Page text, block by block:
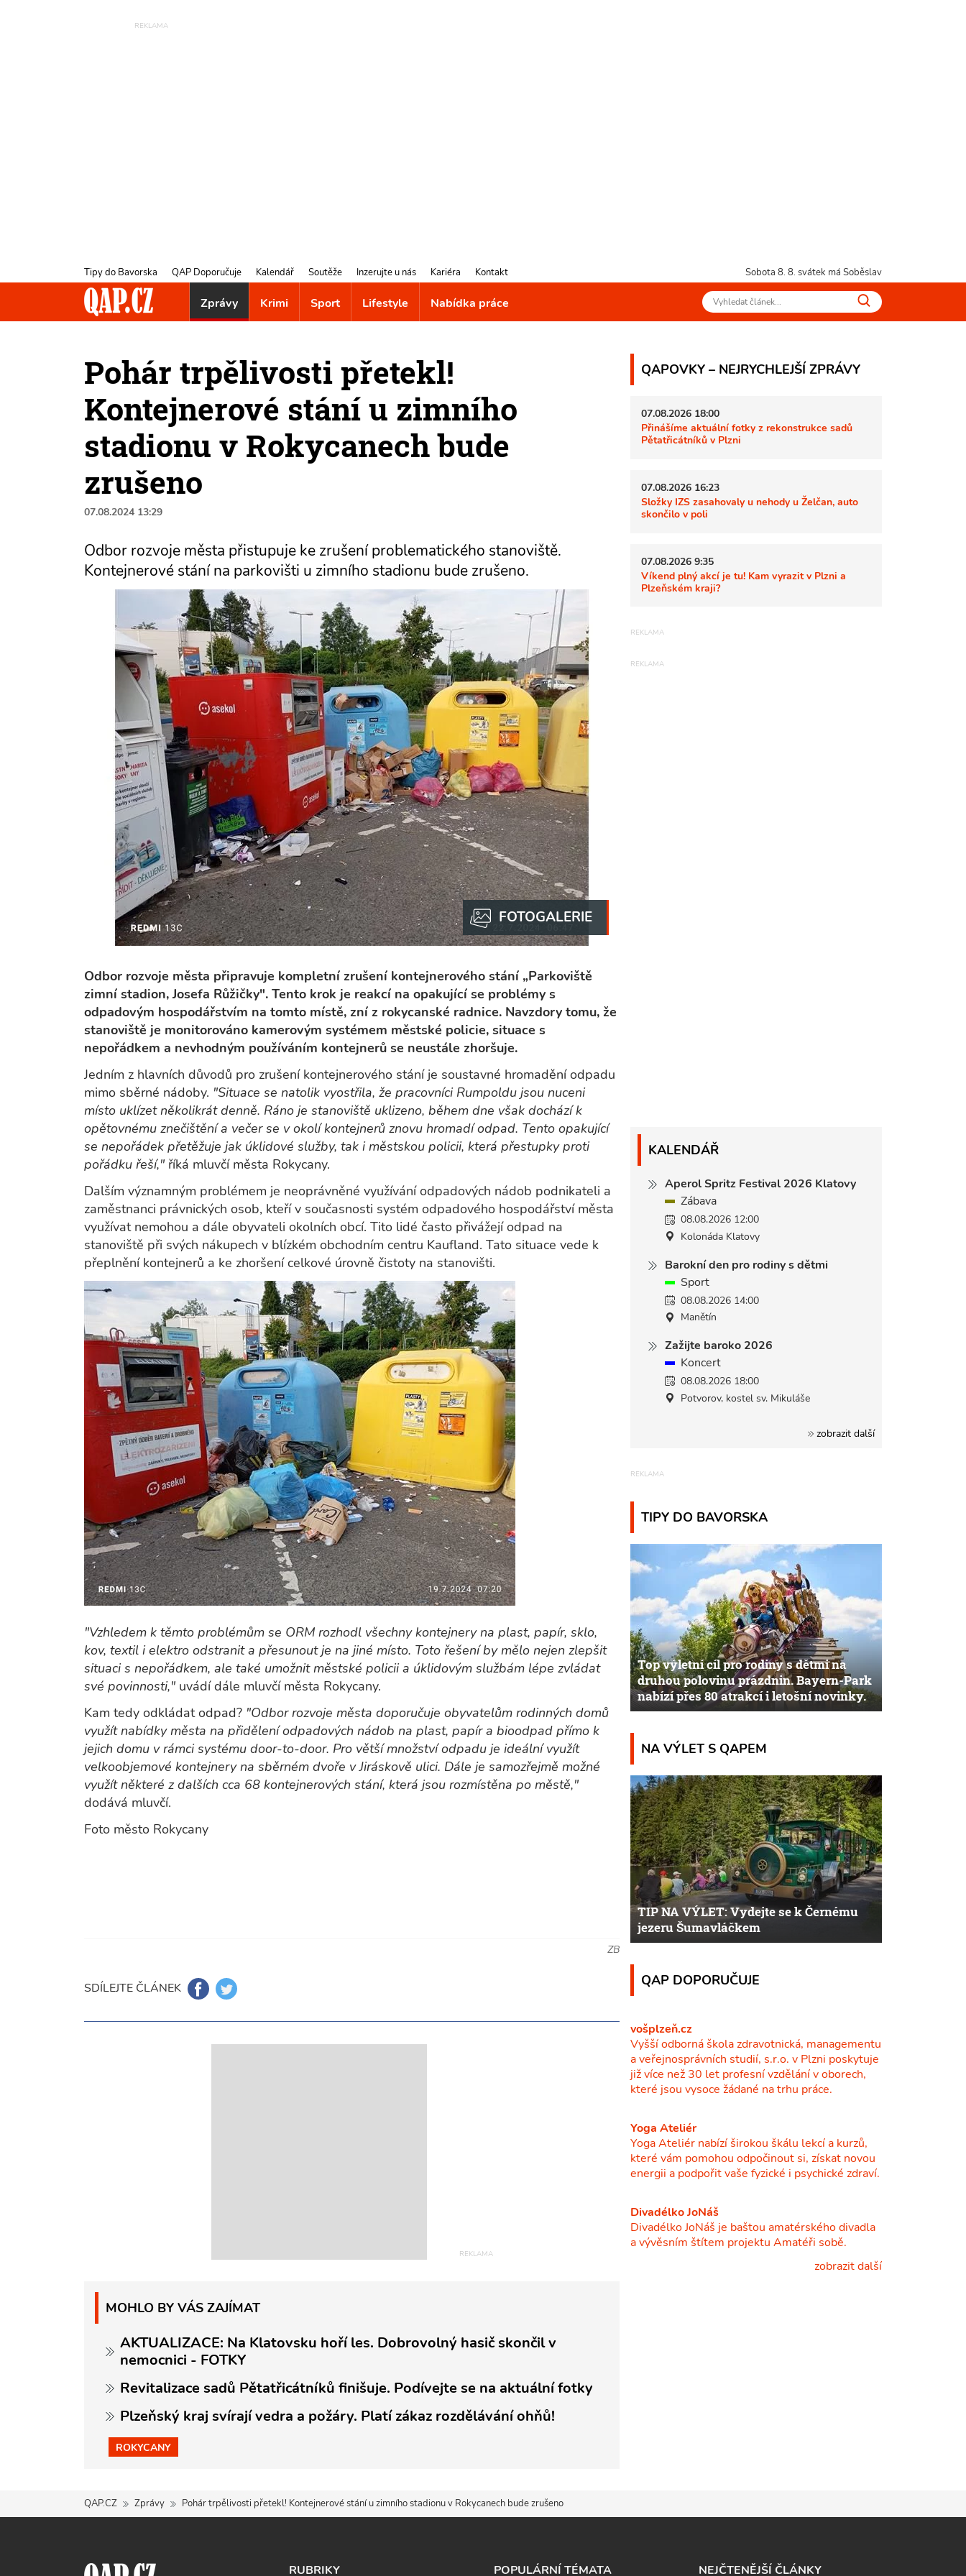
Tipy do Bavorska QAP Doporučuje Kalendář Soutěže Inzerujte u nás Kariéra Kontakt Sobota 8. 8. svátek má Soběslav
Zprávy Krimi Sport Lifestyle Nabídka práce
Pohár trpělivosti přetekl!
Kontejnerové stání u zimního
stadionu v Rokycanech bude
zrušeno
07.08.2024 13:29
Odbor rozvoje města přistupuje ke zrušení problematického stanoviště.
Kontejnerové stání na parkovišti u zimního stadionu bude zrušeno.
Odbor rozvoje města připravuje kompletní zrušení kontejnerového stání „Parkoviště
zimní stadion, Josefa Růžičky". Tento krok je reakcí na opakující se problémy s
odpadovým hospodářstvím na tomto místě, zní z rokycanské radnice. Navzdory tomu, že
stanoviště je monitorováno kamerovým systémem městské policie, situace s
nepořádkem a nevhodným používáním kontejnerů se neustále zhoršuje.
Jedním z hlavních důvodů pro zrušení kontejnerového stání je soustavné hromadění odpadu
mimo sběrné nádoby. "Situace se natolik vyostřila, že pracovníci Rumpoldu jsou nuceni
místo uklízet několikrát denně. Ráno je stanoviště uklizeno, během dne však dochází k
opětovnému znečištění a večer se v okolí kontejnerů znovu hromadí odpad. Tento opakující
se nepořádek přetěžuje jak úklidové služby, tak i městskou policii, která přestupky proti
pořádku řeší," říká mluvčí města Rokycany.
Dalším významným problémem je neoprávněné využívání odpadových nádob podnikateli a
zaměstnanci právnických osob, kteří v současnosti systém odpadového hospodářství města
využívat nemohou a dále obyvateli okolních obcí. Tito lidé často přivážejí odpad na
stanoviště při svých nákupech v blízkém obchodním centru Kaufland. Tato situace vede k
přeplnění kontejnerů a ke zhoršení celkové úrovně čistoty na stanovišti.
"Vzhledem k těmto problémům se ORM rozhodl všechny kontejnery na plast, papír, sklo,
kov, textil i elektro odstranit a přesunout je na jiné místo. Toto řešení by mělo nejen zlepšit
situaci s nepořádkem, ale také umožnit městské policii a úklidovým službám lépe zvládat
své povinnosti," uvádí dále mluvčí města Rokycany.
Kam tedy odkládat odpad? "Odbor rozvoje města doporučuje obyvatelům rodinných domů
využít nabídky města na přidělení odpadových nádob na plast, papír a bioodpad přímo k
jejich domu v rámci systému door-to-door. Pro větší množství odpadu je ideální využít
velkoobjemové kontejnery na sběrném dvoře v Jiráskově ulici. Dále je samozřejmě možné
využít některé z dalších cca 68 kontejnerových stání, která jsou rozmístěna po městě,"
dodává mluvčí.
Foto město Rokycany
ZB
SDÍLEJTE ČLÁNEK
MOHLO BY VÁS ZAJÍMAT
AKTUALIZACE: Na Klatovsku hoří les. Dobrovolný hasič skončil v
nemocnici - FOTKY
Revitalizace sadů Pětatřicátníků finišuje. Podívejte se na aktuální fotky
Plzeňský kraj svírají vedra a požáry. Platí zákaz rozdělávání ohňů!
ROKYCANY
QAPOVKY – NEJRYCHLEJŠÍ ZPRÁVY
07.08.2026 18:00
Přinášíme aktuální fotky z rekonstrukce sadů
Pětatřicátníků v Plzni
07.08.2026 16:23
Složky IZS zasahovaly u nehody u Želčan, auto
skončilo v poli
07.08.2026 9:35
Víkend plný akcí je tu! Kam vyrazit v Plzni a
Plzeňském kraji?
KALENDÁŘ
Aperol Spritz Festival 2026 Klatovy
Zábava
08.08.2026 12:00
Kolonáda Klatovy
Barokní den pro rodiny s dětmi
Sport
08.08.2026 14:00
Manětín
Zažijte baroko 2026
Koncert
08.08.2026 18:00
Potvorov, kostel sv. Mikuláše
zobrazit další
TIPY DO BAVORSKA
Top výletní cíl pro rodiny s dětmi na
druhou polovinu prázdnin. Bayern-Park
nabízí přes 80 atrakcí i letošní novinky.
NA VÝLET S QAPEM
TIP NA VÝLET: Vydejte se k Černému
jezeru Šumavláčkem
QAP DOPORUČUJE
vošplzeň.cz
Vyšší odborná škola zdravotnická, managementu
a veřejnosprávních studií, s.r.o. v Plzni poskytuje
již více než 30 let profesní vzdělání v oborech,
které jsou vysoce žádané na trhu práce.
Yoga Ateliér
Yoga Ateliér nabízí širokou škálu lekcí a kurzů,
které vám pomohou odpočinout si, získat novou
energii a podpořit vaše fyzické i psychické zdraví.
Divadélko JoNáš
Divadélko JoNáš je baštou amatérského divadla
a vývěsním štítem projektu Amatéři sobě.
zobrazit další
QAP.CZ Zprávy Pohár trpělivosti přetekl! Kontejnerové stání u zimního stadionu v Rokycanech bude zrušeno
RUBRIKY POPULÁRNÍ TÉMATA NEJČTENĚJŠÍ ČLÁNKY